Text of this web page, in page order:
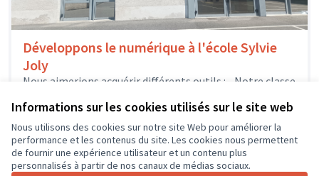
Informations sur les cookies utilisés sur le site web
Nous utilisons des cookies sur notre site Web pour améliorer la
performance et les contenus du site. Les cookies nous permettent
de fournir une expérience utilisateur et un contenu plus
personnalisés à partir de nos canaux de médias sociaux.
Développons le numérique à l'école Sylvie
Joly
Nous aimerions acquérir différents outils : - Notre classe
ordinateurs portables, afin que les élèves...
Usages numériques Dierre